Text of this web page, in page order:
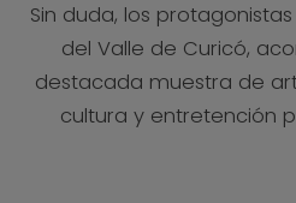
Sin duda, los
del Valle de Curicó,
destacada muestra de
cultura y entretención